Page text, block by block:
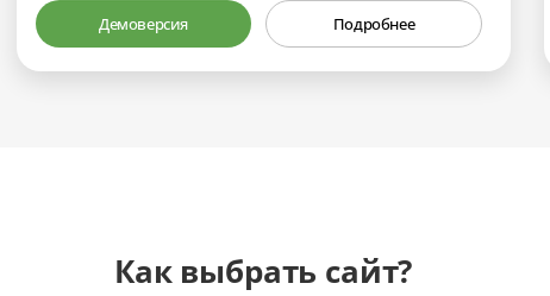
Демоверсия Подробнее
Как выбрать сайт?